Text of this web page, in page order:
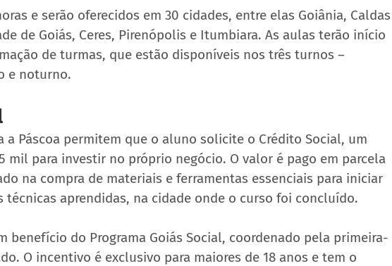
e serão oferecidos em 30 cidades, entre elas Goiânia, Caldas
de Goiás, Ceres, Pirenópolis e Itumbiara. As aulas terão início
de turmas, que estão disponíveis nos três turnos –
e noturno.
a Páscoa permitem que o aluno solicite o Crédito Social, um
mil para investir no próprio negócio. O valor é pago em parcela
na compra de materiais e ferramentas essenciais para iniciar
técnicas aprendidas, na cidade onde o curso foi concluído.
benefício do Programa Goiás Social, coordenado pela primeira-
O incentivo é exclusivo para maiores de 18 anos e tem o